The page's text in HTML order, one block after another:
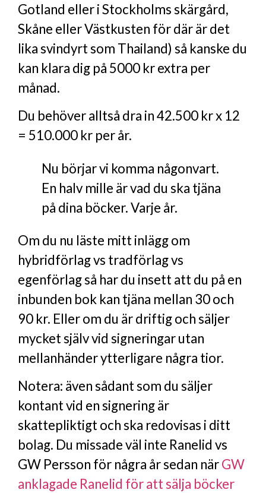
Gotland eller i Stockholms skärgård,
Skåne eller Västkusten för där är det
lika svindyrt som Thailand) så kanske du
kan klara dig på 5000 kr extra per
månad.
Du behöver alltså dra in 42.500 kr x 12
= 510.000 kr per år.
Nu börjar vi komma någonvart.
En halv mille är vad du ska tjäna
på dina böcker. Varje år.
Om du nu läste mitt inlägg om
hybridförlag vs tradförlag vs
egenförlag så har du insett att du på en
inbunden bok kan tjäna mellan 30 och
90 kr. Eller om du är driftig och säljer
mycket själv vid signeringar utan
mellanhänder ytterligare några tior.
Notera: även sådant som du säljer
kontant vid en signering är
skattepliktigt och ska redovisas i ditt
bolag. Du missade väl inte Ranelid vs
GW Persson för några år sedan närGW
anklagade Ranelid för att sälja böcker